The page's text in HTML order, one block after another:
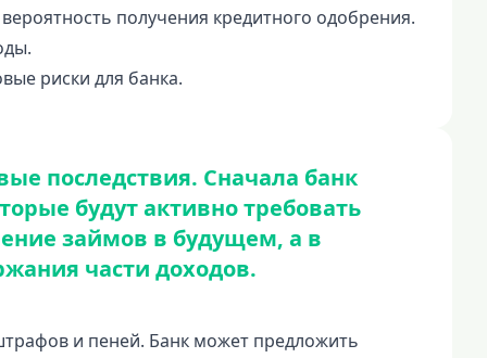
получения кредитного одобрения.
риски для банка.
последствия. Сначала банк
будут активно требовать
займов в будущем, а в
части доходов.
и пеней. Банк может предложить